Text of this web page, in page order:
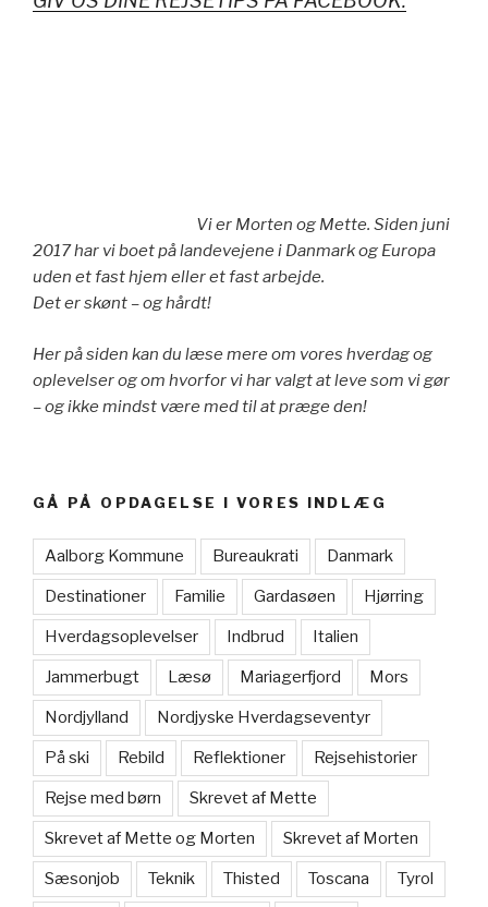
Vi er Morten og Mette. Siden juni
2017 har vi boet på landevejene i Danmark og Europa
uden et fast hjem eller et fast arbejde.
Det er skønt – og hårdt!
Her på siden kan du læse mere om vores hverdag og
oplevelser og om hvorfor vi har valgt at leve som vi gør
– og ikke mindst være med til at præge den!
GÅ PÅ OPDAGELSE I VORES INDLÆG
Aalborg Kommune Bureaukrati Danmark
Destinationer Familie Gardasøen Hjørring
Hverdagsoplevelser Indbrud Italien
Jammerbugt Læsø Mariagerfjord Mors
Nordjylland Nordjyske Hverdagseventyr
På ski Rebild Reflektioner Rejsehistorier
Rejse med børn Skrevet af Mette
Skrevet af Mette og Morten Skrevet af Morten
Sæsonjob Teknik Thisted Toscana Tyrol